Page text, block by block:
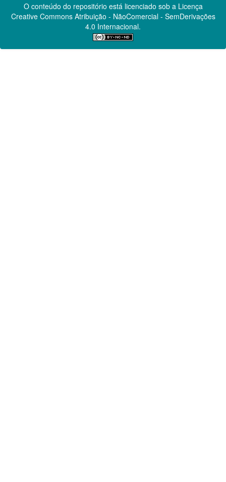
O conteúdo do repositório está licenciado sob a Licença
Creative CommonsAtribuição - NãoComercial - SemDerivações
4.0 Internacional.